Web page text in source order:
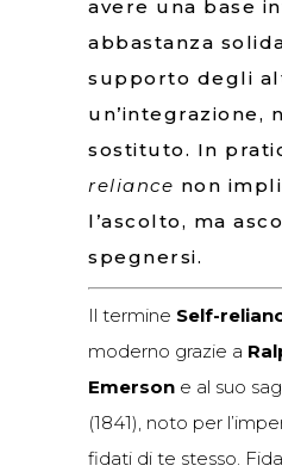
avere una base
abbastanza
supporto degli
un’integrazione,
sostituto. In
reliance non
l’ascolto, ma
spegnersi.
Il termine Self-
moderno grazie a
Emerson e al suo
(1841), noto per
fidati di te stesso.